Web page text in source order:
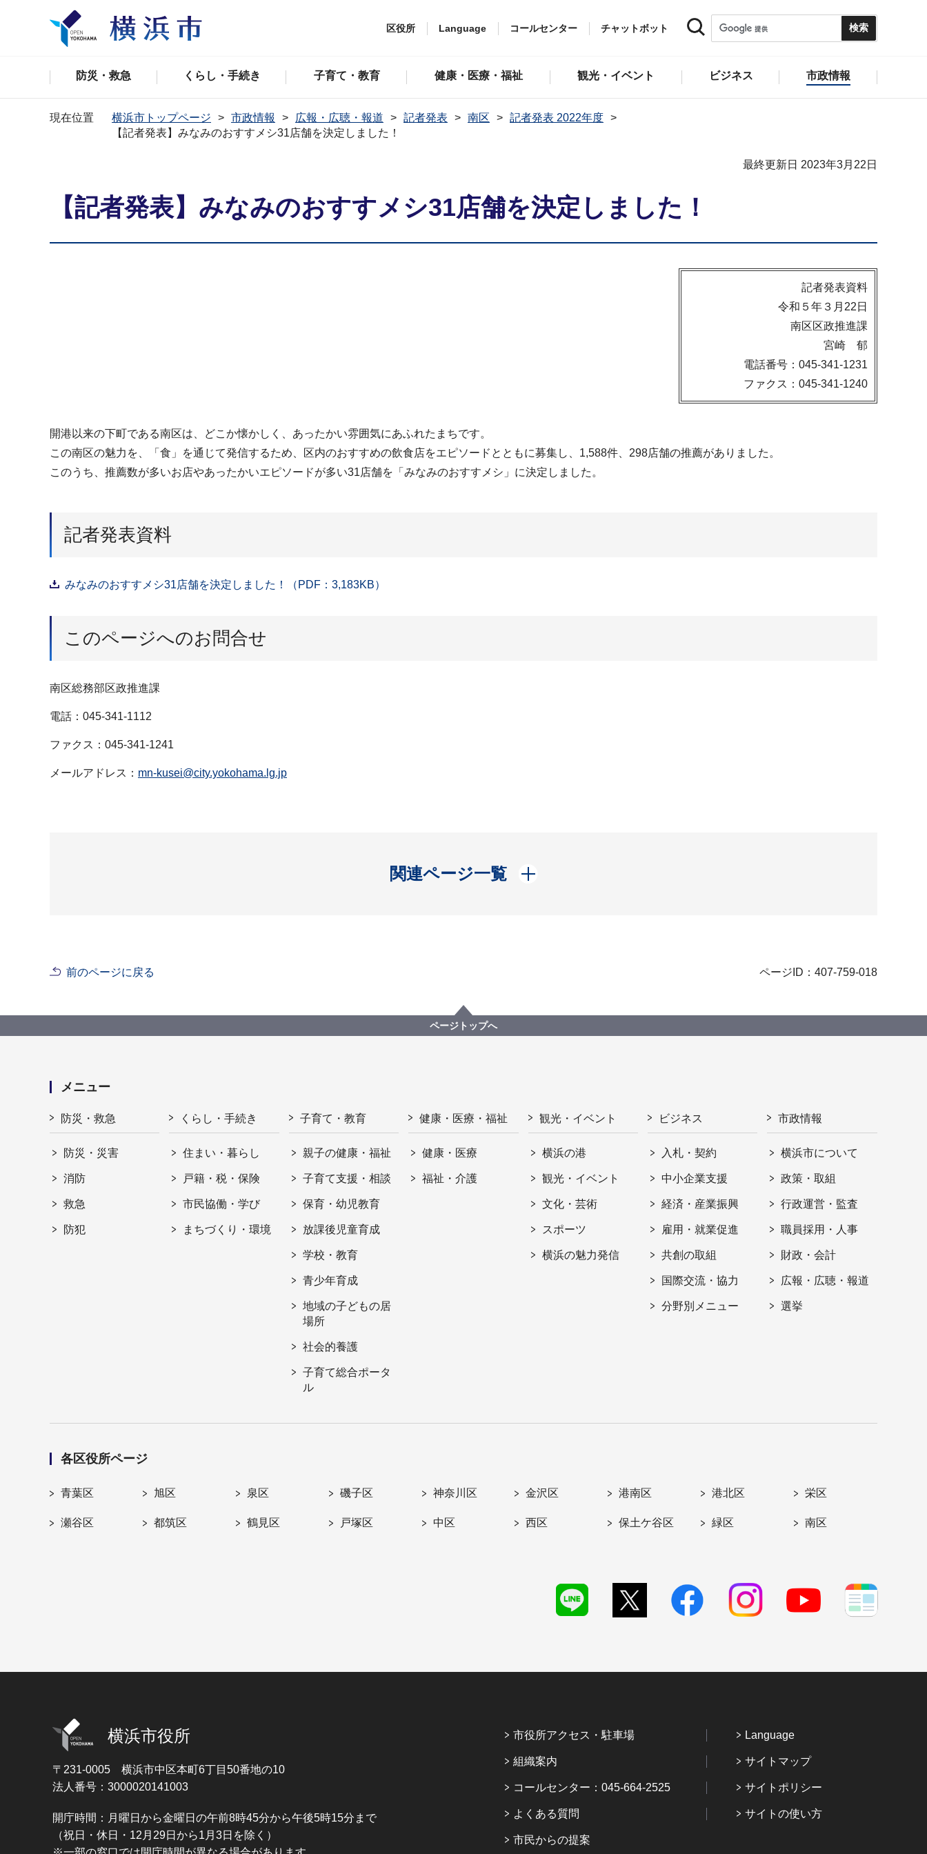
区役所 Language コールセンター チャットボット
防災・救急 くらし・手続き 子育て・教育 健康・医療・福祉 観光・イベント ビジネス 市政情報
現在位置 横浜市トップページ 市政情報 広報・広聴・報道 記者発表 南区
記者発表 2022年度
【記者発表】みなみのおすすメシ31店舗を決定しました！
最終更新日 2023年3月22日
【記者発表】みなみのおすすメシ31店舗を決定しました！
記者発表資料
令和５年３月22日
南区区政推進課
宮崎 郁
電話番号：045-341-1231
ファクス：045-341-1240
開港以来の下町である南区は、どこか懐かしく、あったかい雰囲気にあふれたまちです。
この南区の魅力を、「食」を通じて発信するため、区内のおすすめの飲食店をエピソードとともに募集し、1,588件、298店舗の推薦がありました。
このうち、推薦数が多いお店やあったかいエピソードが多い31店舗を「みなみのおすすメシ」に決定しました。
記者発表資料
みなみのおすすメシ31店舗を決定しました！（PDF：3,183KB）
このページへのお問合せ
南区総務部区政推進課
電話：045-341-1112
ファクス：045-341-1241
メールアドレス： mn-kusei@city.yokohama.lg.jp
関連ページ一覧
開く
前のページに戻る ページID：407-759-018
ページトップへ
メニュー
防災・救急
防災・災害
消防
救急
防犯
くらし・手続き
住まい・暮らし
戸籍・税・保険
市民協働・学び
まちづくり・環境
子育て・教育
親子の健康・福祉
子育て支援・相談
保育・幼児教育
放課後児童育成
学校・教育
青少年育成
地域の子どもの居
場所
社会的養護
子育て総合ポータ
ル
健康・医療・福祉
健康・医療
福祉・介護
観光・イベント
横浜の港
観光・イベント
文化・芸術
スポーツ
横浜の魅力発信
ビジネス
入札・契約
中小企業支援
経済・産業振興
雇用・就業促進
共創の取組
国際交流・協力
分野別メニュー
市政情報
横浜市について
政策・取組
行政運営・監査
職員採用・人事
財政・会計
広報・広聴・報道
選挙
各区役所ページ
青葉区 旭区 泉区 磯子区 神奈川区 金沢区 港南区 港北区 栄区
瀬谷区 都筑区 鶴見区 戸塚区 中区 西区 保土ケ谷区 緑区 南区
横浜市役所
〒231-0005 横浜市中区本町6丁目50番地の10
法人番号：3000020141003
開庁時間：月曜日から金曜日の午前8時45分から午後5時15分まで
（祝日・休日・12月29日から1月3日を除く）
市役所アクセス・駐車場
組織案内
コールセンター：045-664-2525
よくある質問
市民からの提案
Language
サイトマップ
サイトポリシー
サイトの使い方